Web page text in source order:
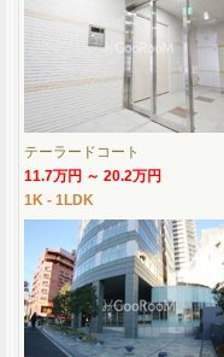
テーラードコート
11.7万円 ～ 20.2万円
1K - 1LDK